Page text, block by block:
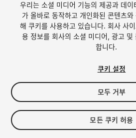
1/6
$5
세금/부가세는 결제 시 반영됩니다.
우리는 소셜 미디어 기능의 제공과 데이
가 올바로 동작하고 개인화된 콘텐츠와
해 쿠키를 사용하고 있습니다. 회사 사
용 정보를 회사의 소셜 미디어, 광고 및
합니다.
쿠키 설정
모두 거부
모든 쿠키 허용